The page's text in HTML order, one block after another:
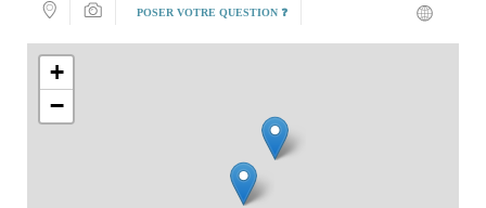
POSER VOTRE QUESTION ❓
+
−